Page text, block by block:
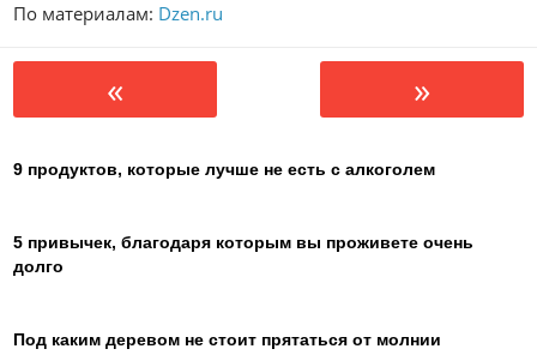
По материалам: Dzen.ru
« »
9 продуктов, которые лучше не есть с алкоголем
5 привычек, благодаря которым вы проживете очень
долго
Под каким деревом не стоит прятаться от молнии